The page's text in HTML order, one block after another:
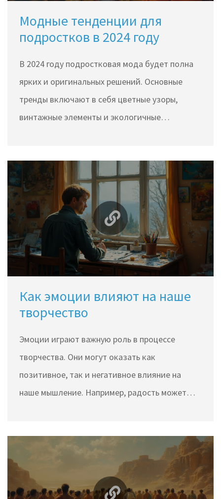
Модные тенденции для
подростков в 2024 году
В 2024 году подростковая мода будет полна
ярких и оригинальных решений. Основные
тренды включают в себя цветные узоры,
винтажные элементы и экологичные
оставаться в тренде и при этом не забывать о
собственном стиле.
Как эмоции влияют на наше
творчество
Эмоции играют важную роль в процессе
творчества. Они могут оказать как
позитивное, так и негативное влияние на
наше мышление. Например, радость может
понимать, как управлять эмоциями, чтобы они
способствовали продуктивной работе и
творчеству.